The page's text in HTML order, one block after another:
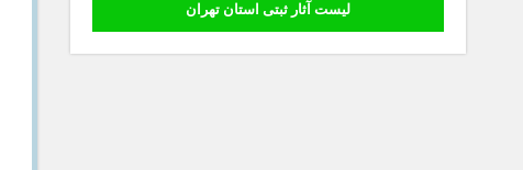
لیست آثار ثبتی استان تهران